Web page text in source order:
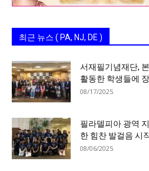
최근 뉴스 ( PA, NJ, DE )
서재필기념재단,
활동한 학생들에
08/17/2025
필라델피아 광역
한 힘찬 발걸음 시
08/06/2025